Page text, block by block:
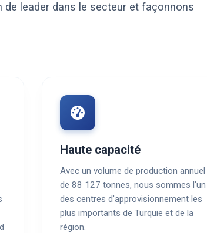
leader dans le secteur et façonnons
Haute capacité
Avec un volume de production annuel
de 88 127 tonnes, nous sommes l'un
des centres d'approvisionnement les
plus importants de Turquie et de la
région.